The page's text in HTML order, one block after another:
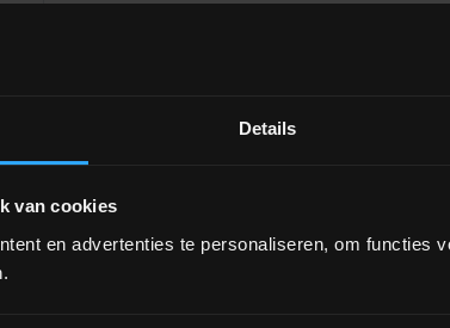
Details
van cookies
en advertenties te personaliseren, om functies